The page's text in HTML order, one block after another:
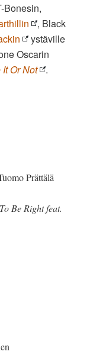
Bonesin,
, Black
ystäville
Oscarin
Or Not .
Prättälä
Be Right feat.